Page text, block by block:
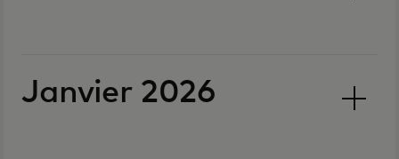
Janvier 2026